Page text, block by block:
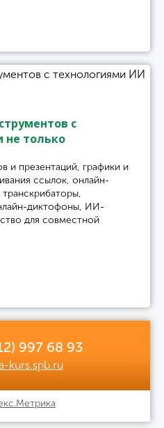
с
не только
и презентаций, графики и
ссылок, онлайн-
транскрибаторы,
диктофоны, ИИ-
для совместной
997 68 93
kurs.spb.ru